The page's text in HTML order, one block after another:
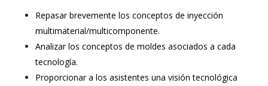
Repasar brevemente los conceptos de inyección
multimaterial/multicomponente.
Analizar los conceptos de moldes asociados a cada
tecnología.
Proporcionar a los asistentes una visión tecnológica